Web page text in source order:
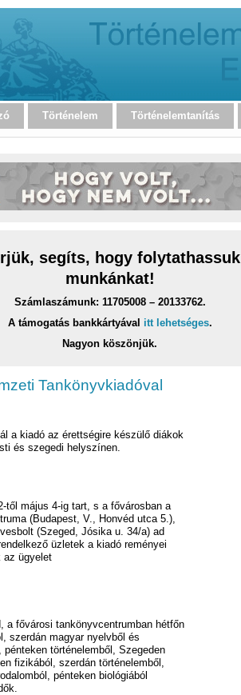
Történelem Történelemtanítás
segíts, hogy folytathassuk
munkánkat!
Számlaszámunk: 11705008 – 20133762.
A támogatás bankkártyával itt lehetséges.
Nagyon köszönjük.
Tankönyvkiadóval
a kiadó az érettségire készülő diákok
és szegedi helyszínen.
től május 4-ig tart, s a fővárosban a
(Budapest, V., Honvéd utca 5.),
(Szeged, Jósika u. 34/a) ad
üzletek a kiadó reményei
az ügyelet
a fővárosi tankönyvcentrumban hétfőn
szerdán magyar nyelvből és
történelemből, Szegeden
fizikából, szerdán történelemből,
pénteken biológiából